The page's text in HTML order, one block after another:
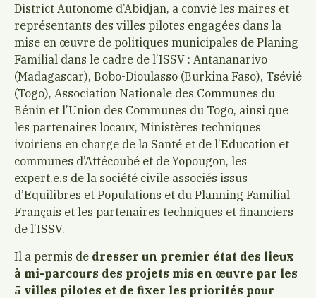
District Autonome d’Abidjan, a convié les maires et
représentants des villes pilotes engagées dans la
mise en œuvre de politiques municipales de Planing
Familial dans le cadre de l’ISSV : Antananarivo
(Madagascar), Bobo-Dioulasso (Burkina Faso), Tsévié
(Togo), Association Nationale des Communes du
Bénin et l’Union des Communes du Togo, ainsi que
les partenaires locaux, Ministères techniques
ivoiriens en charge de la Santé et de l’Education et
communes d’Attécoubé et de Yopougon, les
expert.e.s de la société civile associés issus
d’Equilibres et Populations et du Planning Familial
Français et les partenaires techniques et financiers
de l’ISSV.
Il a permis de dresser un premier état des lieux
à mi-parcours des projets mis en œuvre par les
5 villes pilotes et de fixer les priorités pour